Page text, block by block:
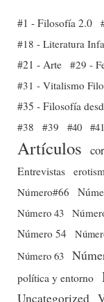
#1 - Filosofía 2.0
#18 - Literatura
#21 - Arte #29 -
#31 - Vitalismo
#35 - Filosofía
#38
#39 #40
Artículos
Entrevistas
Número#66
Número 43
Número 54
Número 63
política y entorno
Uncategorized